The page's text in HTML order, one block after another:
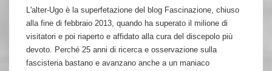
L'alter-Ugo è la superfetazione del blog Fascinazione, chiuso
alla fine di febbraio 2013, quando ha superato il milione di
visitatori e poi riaperto e affidato alla cura del discepolo più
devoto. Perché 25 anni di ricerca e osservazione sulla
fascisteria bastano e avanzano anche a un maniaco